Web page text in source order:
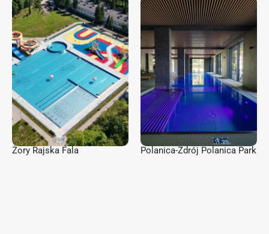
Żory Rajska Fala Polanica-Zdrój Polanica Park